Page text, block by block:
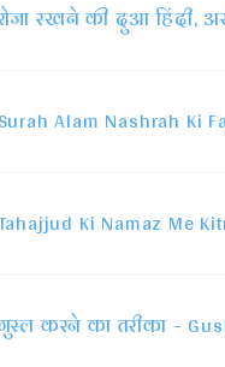
रखने की दुआ हिंदी,
Surah Alam Nashrah Ki
Ki Namaz Me
करने का तरीका - Gusl